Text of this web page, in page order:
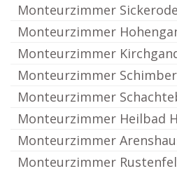
Monteurzimmer Sickerode
Monteurzimmer
Monteurzimmer
Monteurzimmer
Monteurzimmer
Monteurzimmer Heilbad
Monteurzimmer
Monteurzimmer